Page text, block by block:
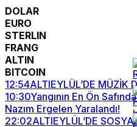
DOLAR
EURO
STERLIN
FRANG
ALTIN
BITCOIN
12:54ALTIEYLÜL’DE MÜZİK
10:30Yangının En Ön
Nazım Ergelen Yaralandı!
22:02ALTIEYLÜL’DE